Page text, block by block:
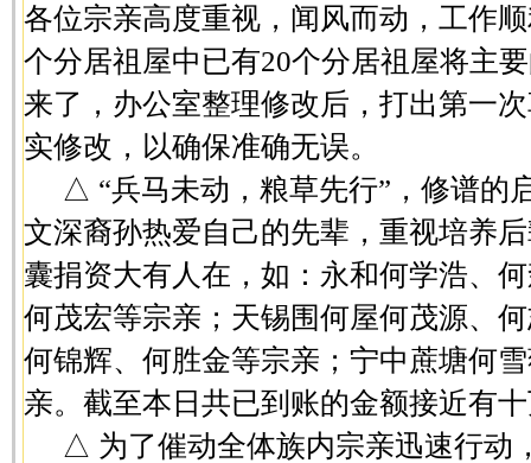
各位宗亲高度重视，闻风而动，工作
个分居祖屋中已有20个分居祖屋将主
来了，办公室整理修改后，打出第一
实修改，以确保准确无误。
△ “兵马未动，粮草先行”，修谱的
文深裔孙热爱自己的先辈，重视培养
囊捐资大有人在，如：永和何学浩、
何茂宏等宗亲；天锡围何屋何茂源、
何锦辉、何胜金等宗亲；宁中蔗塘何
亲。截至本日共已到账的金额接近有
△ 为了催动全体族内宗亲迅速行动